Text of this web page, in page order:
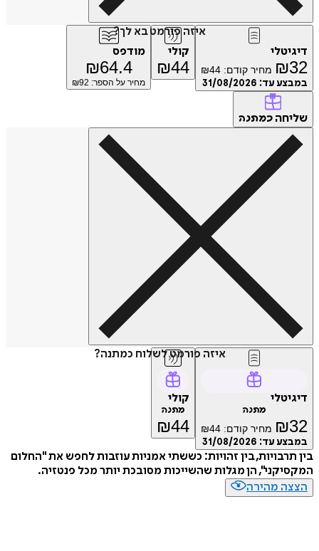
איזה פורמט בא לך?
דיגיטלי
₪32 מחיר קודם: ₪44
במבצע עד: 31/08/2026
קולי
₪44
מודפס
₪64.4
מחיר על הספר: ₪ 92
שליחה כמתנה
איזה פורמט לשלוח כמתנה?
דיגיטלי
מתנה
₪32 מחיר קודם: ₪44
במבצע עד: 31/08/2026
קולי
מתנה
₪44
בין תרבויות, בין זהויות: כששתי אמניות עוזבות לחפש את "החלום
המקסיקני", הן מגלות שהשייכות מסובכת יותר מכל פנטזיה.
הצצה מהירה